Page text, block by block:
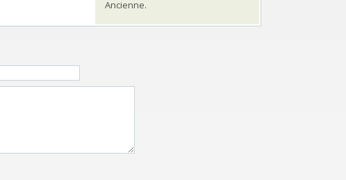
Ancienne.